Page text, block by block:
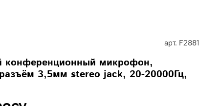
арт. F2881
конференционный микрофон,
3,5мм stereo jack, 20-20000Гц,